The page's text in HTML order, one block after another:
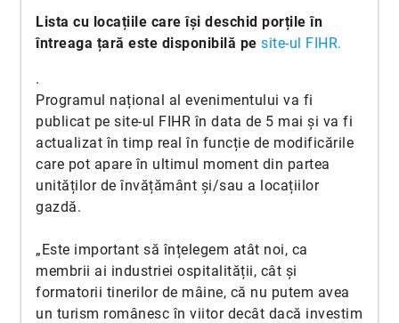
Lista cu locațiile care își deschid porțile în
întreaga țară este disponibilă pe site-ul FIHR.
.
Programul național al evenimentului va fi
publicat pe site-ul FIHR în data de 5 mai și va fi
actualizat în timp real în funcție de modificările
care pot apare în ultimul moment din partea
unităților de învățământ și/sau a locațiilor
gazdă.
„Este important să înțelegem atât noi, ca
membrii ai industriei ospitalității, cât și
formatorii tinerilor de mâine, că nu putem avea
un turism românesc în viitor decât dacă investim